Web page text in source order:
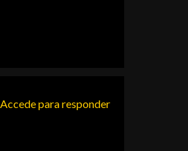
Accede para responder